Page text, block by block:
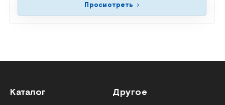
Просмотреть
Каталог Другое